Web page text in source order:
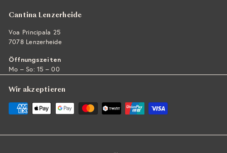
Cantina Lenzerheide
Voa Principala 25
7078 Lenzerheide
Öffnungszeiten
Mo – So: 15 – 00
Wir akzeptieren